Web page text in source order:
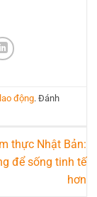
động. Đánh
thực Nhật Bản:
để sống tinh tế
hơn